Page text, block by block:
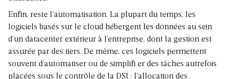
Enfin, reste l’automatisation. La plupart du temps, les
logiciels basés sur le cloud hébergent les données au sein
d’un datacenter extérieur à l’entreprise, dont la gestion est
assurée par des tiers. De même, ces logiciels permettent
souvent d’automatiser ou de simplifi er des tâches autrefois
placées sous le contrôle de la DSI : l’allocation des